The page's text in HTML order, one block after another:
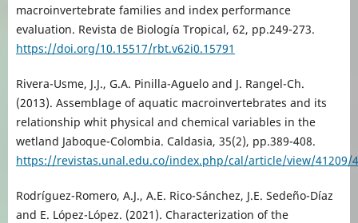
macroinvertebrate families and index performance
evaluation. Revista de Biología Tropical, 62, pp.249-273.
https://doi.org/10.15517/rbt.v62i0.15791
Rivera-Usme, J.J., G.A. Pinilla-Aguelo and J. Rangel-Ch.
(2013). Assemblage of aquatic macroinvertebrates and its
relationship whit physical and chemical variables in the
wetland Jaboque-Colombia. Caldasia, 35(2), pp.389-408.
https://revistas.unal.edu.co/index.php/cal/article/view/41209/
Rodríguez-Romero, A.J., A.E. Rico-Sánchez, J.E. Sedeño-Díaz
and E. López-López. (2021). Characterization of the